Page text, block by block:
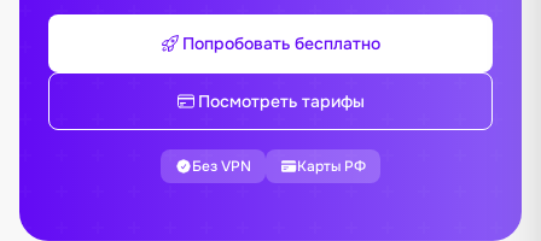
Попробовать бесплатно
Посмотреть тарифы
Без VPN Карты РФ